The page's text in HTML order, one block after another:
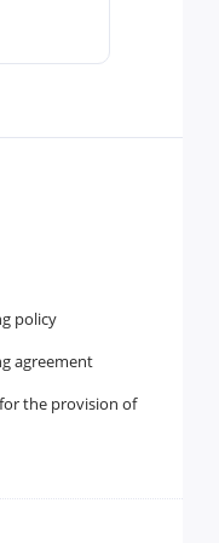
policy
agreement
the provision of